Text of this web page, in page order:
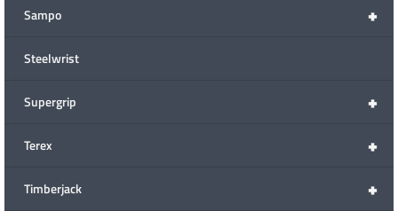
+
Sampo
Steelwrist
+
Supergrip
+
Terex
+
Timberjack